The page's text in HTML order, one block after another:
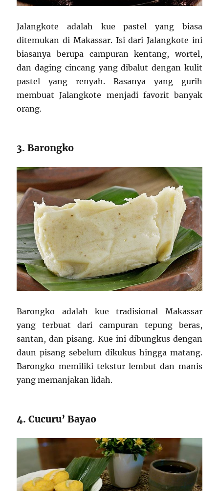
Jalangkote adalah kue pastel yang biasa
ditemukan di Makassar. Isi dari Jalangkote ini
biasanya berupa campuran kentang, wortel,
dan daging cincang yang dibalut dengan kulit
pastel yang renyah. Rasanya yang gurih
membuat Jalangkote menjadi favorit banyak
orang.
3. Barongko
Barongko adalah kue tradisional Makassar
yang terbuat dari campuran tepung beras,
santan, dan pisang. Kue ini dibungkus dengan
daun pisang sebelum dikukus hingga matang.
Barongko memiliki tekstur lembut dan manis
yang memanjakan lidah.
4. Cucuru’ Bayao